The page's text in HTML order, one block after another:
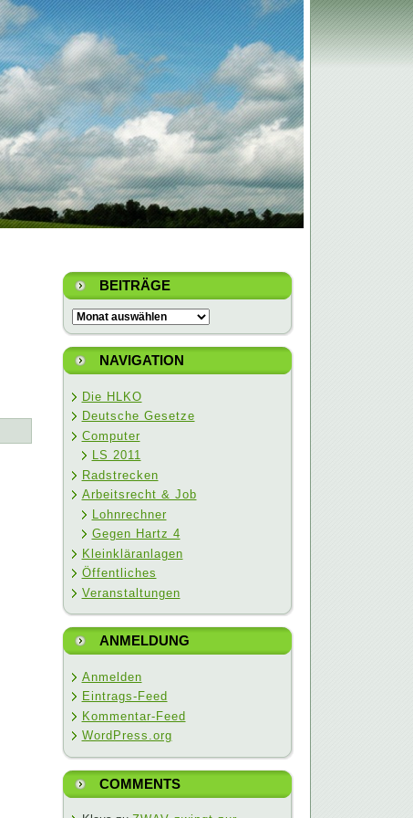
BEITRÄGE
Beiträge
NAVIGATION
Die HLKO
Deutsche Gesetze
Computer
LS 2011
Radstrecken
Arbeitsrecht & Job
Lohnrechner
Gegen Hartz 4
Kleinkläranlagen
Öffentliches
Veranstaltungen
ANMELDUNG
Anmelden
Eintrags-Feed
Kommentar-Feed
WordPress.org
COMMENTS